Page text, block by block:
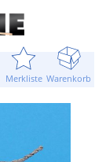
Merkliste Warenkorb